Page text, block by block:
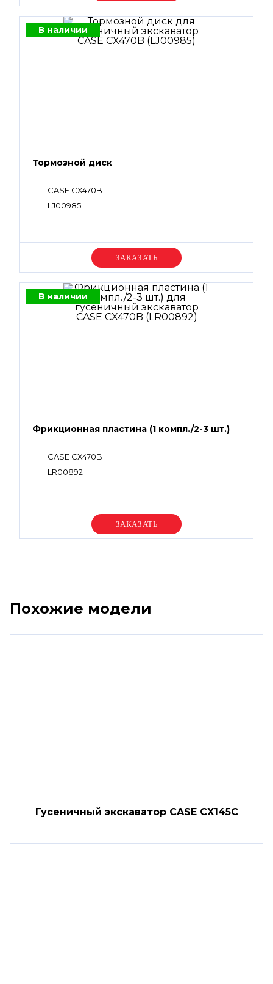
В наличии
Тормозной диск
CASE CX470B
LJ00985
Уточняйте цену
В наличии
Фрикционная пластина (1 компл./2-3 шт.)
CASE CX470B
LR00892
Уточняйте цену
Похожие модели
Гусеничный экскаватор CASE CX145C